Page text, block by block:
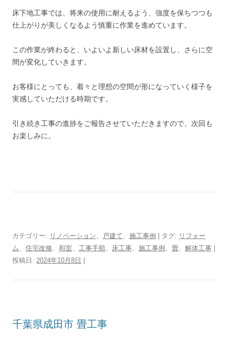
床下地工事では、将来の使用に耐えるよう、強度を保ちつつも
仕上がりが美しくなるよう慎重に作業を進めています。
この作業が終わると、いよいよ新しい床材を設置し、さらに空
間が変化していきます。
お客様にとっても、着々と理想の空間が形になっていく様子を
実感していただける時期です。
引き続き工事の進捗をご報告させていただきますので、次回も
お楽しみに。
カテゴリー: リノベーション、 戸建て、 施工事例 | タグ: リフォー
ム、 住宅改修、 和室、 工事手順、 床工事、 施工事例 、 畳、 解体工事
投稿日: 2024年10月8日
千葉県成田市 畳工事